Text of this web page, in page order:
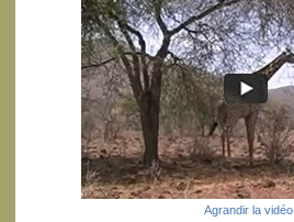
Agrandir la vidéo